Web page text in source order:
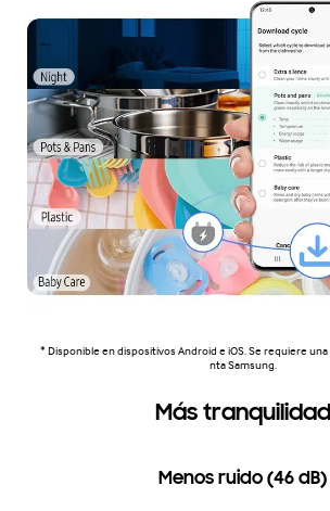
* Disponible en dispositivos Android e iOS. Se requiere una
nta Samsung.
Más tranquilidad
Menos ruido (46 dB)